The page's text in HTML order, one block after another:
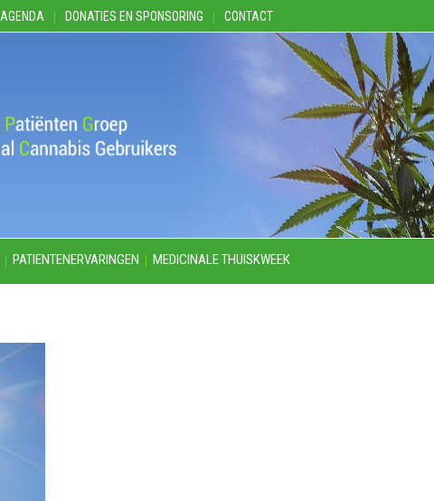
AGENDA DONATIES EN SPONSORING CONTACT
PATIENTENERVARINGEN MEDICINALE THUISKWEEK